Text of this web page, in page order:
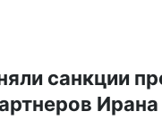
санкции
Ирана